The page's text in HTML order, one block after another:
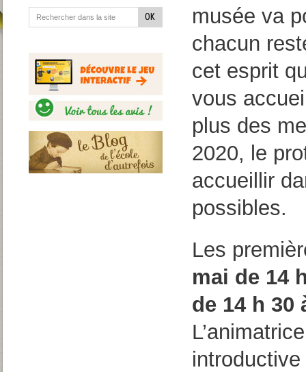
musée va
chacun
cet esprit
vous
plus des
2020, le
accueillir
possibles.
Les
mai de 14
de 14 h 30